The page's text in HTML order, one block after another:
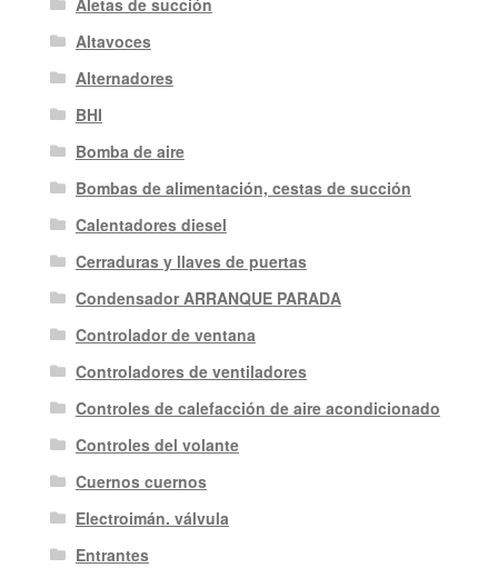
Aletas de succión
Altavoces
Alternadores
BHI
Bomba de aire
Bombas de alimentación, cestas de succión
Calentadores diesel
Cerraduras y llaves de puertas
Condensador ARRANQUE PARADA
Controlador de ventana
Controladores de ventiladores
Controles de calefacción de aire acondicionado
Controles del volante
Cuernos cuernos
Electroimán. válvula
Entrantes